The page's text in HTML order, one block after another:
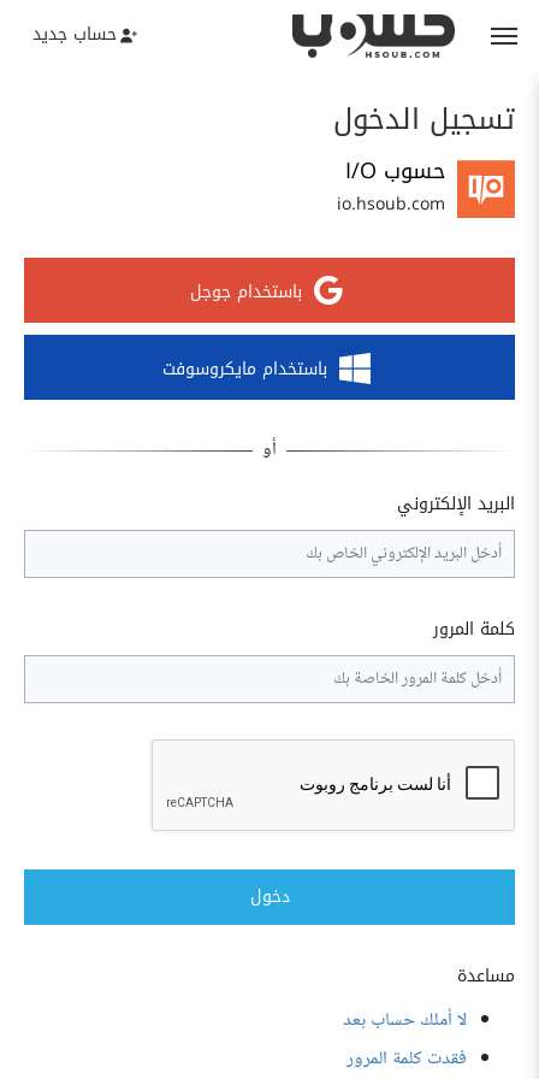
حساب جديد
تسجيل الدخول
حسوب I/O
io.hsoub.com
باستخدام جوجل
باستخدام مايكروسوفت
البريد الإلكتروني
كلمة المرور
دخول
مساعدة
لا أملك حساب بعد
فقدت كلمة المرور